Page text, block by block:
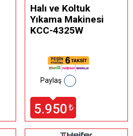
Halı ve Koltuk
Yıkama Makinesi
KCC-4325W
5.950 ₺
Paylaş